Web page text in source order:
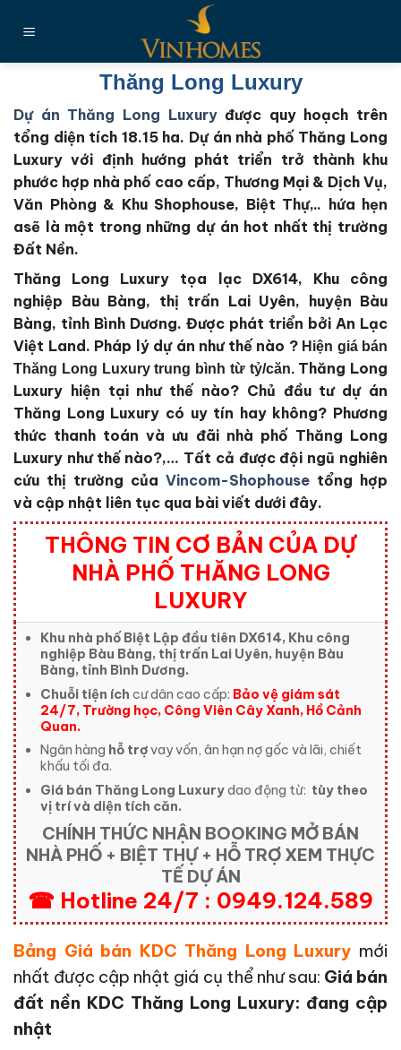
đến
Thăng Long Luxury
Dự án Thăng Long Luxuryđược quy hoạch trên
tổng diện tích 18.15 ha. Dự án nhà phố Thăng Long
Luxury với định hướng phát triển trở thành khu
phước hợp nhà phố cao cấp, Thương Mại & Dịch Vụ,
Văn Phòng & Khu Shophouse, Biệt Thự,.. hứa hẹn
asẽ là một trong những dự án hot nhất thị trường
Đất Nền.
Thăng Long Luxury tọa lạc DX614, Khu công
nghiệp Bàu Bàng, thị trấn Lai Uyên, huyện Bàu
Bàng, tỉnh Bình Dương. Được phát triển bởi An Lạc
Việt Land . Pháp lý dự án như thế nào ? Hiện giá bán
Thăng Long Luxury trung bình từ tỷ/căn. Thăng Long
Luxury hiện tại như thế nào? Chủ đầu tư dự án
Thăng Long Luxury có uy tín hay không? Phương
thức thanh toán và ưu đãi nhà phố Thăng Long
Luxury như thế nào?,… Tất cả được đội ngũ nghiên
cứu thị trường của Vincom-Shophouse tổng hợp
và cập nhật liên tục qua bài viết dưới đây.
THÔNG TIN CƠ BẢN CỦA DỰ
NHÀ PHỐ THĂNG LONG
LUXURY
Khu nhà phố Biệt Lập đầu tiên DX614, Khu công
nghiệp Bàu Bàng, thị trấn Lai Uyên, huyện Bàu
Bàng, tỉnh Bình Dương.
Chuỗi tiện ích cư dân cao cấp: Bảo vệ giám sát
24/7, Trường học, Công Viên Cây Xanh, Hồ Cảnh
Quan.
Ngân hàng hỗ trợvay vốn, ân hạn nợ gốc và lãi, chiết
khấu tối đa.
Giá bán Thăng Long Luxurydao động từ: tùy theo
vị trí và diện tích căn.
CHÍNH THỨC NHẬN BOOKING MỞ BÁN
NHÀ PHỐ + BIỆT THỰ + HỖ TRỢ XEM THỰC
TẾ DỰ ÁN
☎ Hotline 24/7 : 0949.124.589
Bảng Giá bán KDC Thăng Long Luxury mới
nhất được cập nhật giá cụ thể như sau: Giá bán
đất nền KDC Thăng Long Luxury: đang cập
nhật